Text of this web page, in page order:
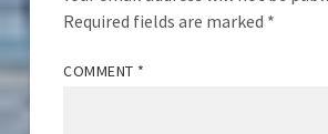
Required fields are marked *
COMMENT *